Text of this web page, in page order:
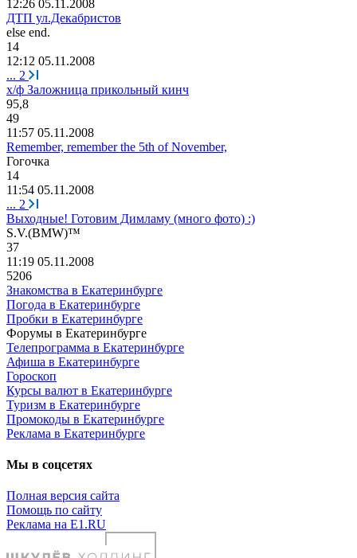
12:26 05.11.2008
ДТП ул.Декабристов
else end.
14
12:12 05.11.2008
... 2
х/ф Заложница прикольный кинч
95,8
49
11:57 05.11.2008
Remember, remember the 5th of November,
Гогочка
14
11:54 05.11.2008
... 2
Выходные! Готовим Димламу (много фото) :)
S.V.(BMW)™
37
11:19 05.11.2008
5206
Знакомства в Екатеринбурге
Погода в Екатеринбурге
Пробки в Екатеринбурге
Форумы в Екатеринбурге
Телепрограмма в Екатеринбурге
Афиша в Екатеринбурге
Гороскоп
Курсы валют в Екатеринбурге
Туризм в Екатеринбурге
Промокоды в Екатеринбурге
Реклама в Екатеринбурге
Мы в соцсетях
Полная версия сайта
Помощь по сайту
Реклама на E1.RU